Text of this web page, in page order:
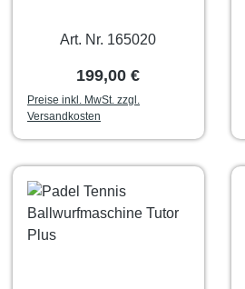
Art. Nr. 165020
Regulärer Preis:
199,00 €
Preise inkl. MwSt. zzgl.
Versandkosten